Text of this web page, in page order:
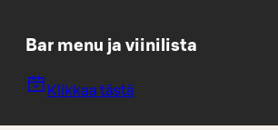
Bar menu ja viinilista
Klikkaa tästä